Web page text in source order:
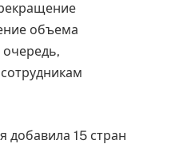
объема
добавила 15 стран